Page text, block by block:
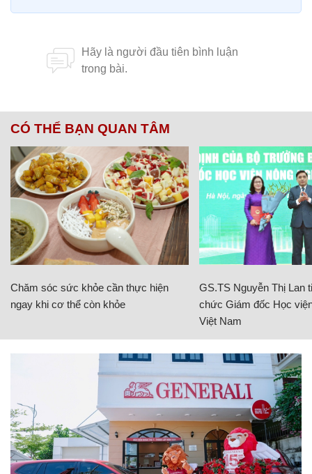
CÓ THỂ BẠN QUAN TÂM
Chăm sóc sức khỏe cần thực hiện
ngay khi cơ thể còn khỏe
GS.TS Nguyễn Thị Lan
chức Giám đốc Học
Việt Nam